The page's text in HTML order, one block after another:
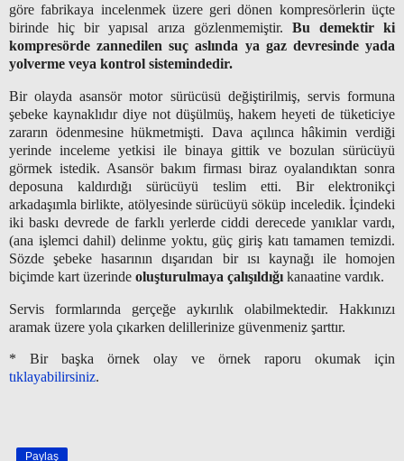
göre fabrikaya incelenmek üzere geri dönen kompresörlerin üçte
birinde hiç bir yapısal arıza gözlenmemiştir. Bu demektir ki
kompresörde zannedilen suç aslında ya gaz devresinde yada
yolverme veya kontrol sistemindedir.
Bir olayda asansör motor sürücüsü değiştirilmiş, servis formuna
şebeke kaynaklıdır diye not düşülmüş, hakem heyeti de tüketiciye
zararın ödenmesine hükmetmişti. Dava açılınca hâkimin verdiği
yerinde inceleme yetkisi ile binaya gittik ve bozulan sürücüyü
görmek istedik. Asansör bakım firması biraz oyalandıktan sonra
deposuna kaldırdığı sürücüyü teslim etti. Bir elektronikçi
arkadaşımla birlikte, atölyesinde sürücüyü söküp inceledik. İçindeki
iki baskı devrede de farklı yerlerde ciddi derecede yanıklar vardı,
(ana işlemci dahil) delinme yoktu, güç giriş katı tamamen temizdi.
Sözde şebeke hasarının dışarıdan bir ısı kaynağı ile homojen
biçimde kart üzerinde oluşturulmaya çalışıldığı kanaatine vardık.
Servis formlarında gerçeğe aykırılık olabilmektedir. Hakkınızı
aramak üzere yola çıkarken delillerinize güvenmeniz şarttır.
* Bir başka örnek olay ve örnek raporu okumak için
tıklayabilirsiniz.
Paylaş